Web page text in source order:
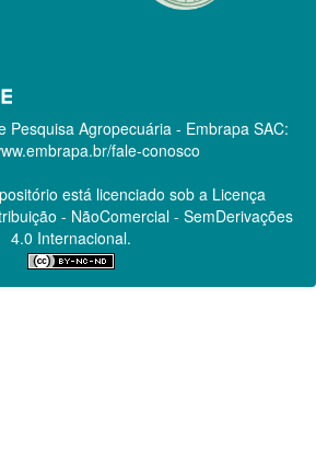
Pesquisa Agropecuária - Embrapa SAC:
fale-conosco
está licenciado sob a Licença
- NãoComercial - SemDerivações
4.0 Internacional.